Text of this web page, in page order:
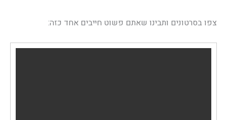
צפו בסרטונים ותבינו שאתם פשוט חייבים אחד כזה: